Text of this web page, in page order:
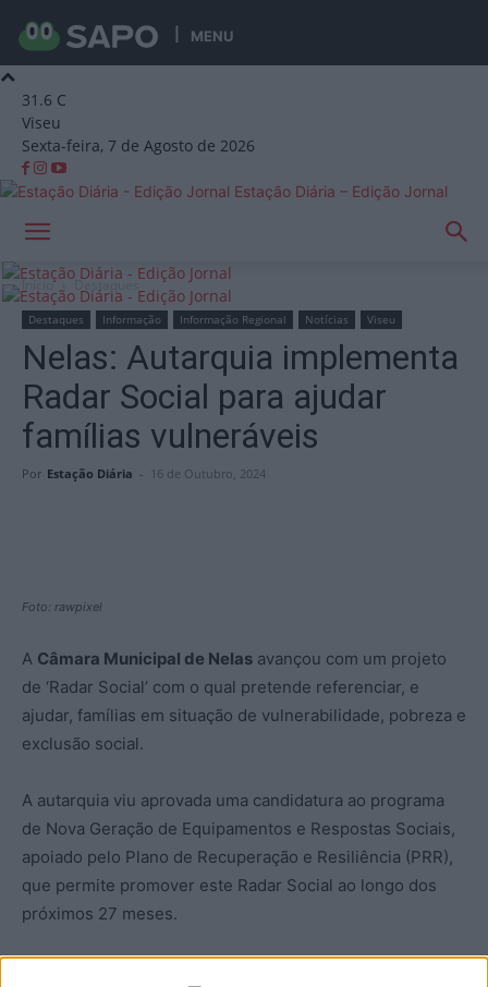
MENU
31.6 C
Viseu
Sexta-feira, 7 de Agosto de 2026
Estação Diária – Edição Jornal
Início Destaques
Destaques Informação Informação Regional Notícias Viseu
Nelas: Autarquia implementa
Radar Social para ajudar
famílias vulneráveis
Por Estação Diária - 16 de Outubro, 2024
Foto: rawpixel
A Câmara Municipal de Nelas avançou com um projeto
de ‘Radar Social’ com o qual pretende referenciar, e
ajudar, famílias em situação de vulnerabilidade, pobreza e
exclusão social.
A autarquia viu aprovada uma candidatura ao programa
de Nova Geração de Equipamentos e Respostas Sociais,
apoiado pelo Plano de Recuperação e Resiliência (PRR),
que permite promover este Radar Social ao longo dos
próximos 27 meses.